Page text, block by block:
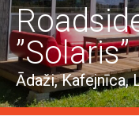
Carnikavas pagasts
Visas iespējas Ātrā
Degustācijas
”Solaris”
Ādaži, Kafejnīca,